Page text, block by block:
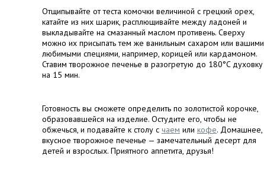
Отщипывайте от теста комочки величиной с грецкий орех,
катайте из них шарик, расплющивайте между ладоней и
выкладывайте на смазанный маслом противень. Сверху
можно их присыпать тем же ванильным сахаром или вашими
любимыми специями, например, корицей или кардамоном.
Ставим творожное печенье в разогретую до 180°C духовку
на 15 мин.
Готовность вы сможете определить по золотистой корочке,
образовавшейся на изделие. Остудите его, чтобы не
обжечься, и подавайте к столу с чаем или кофе. Домашнее,
вкусное творожное печенье — замечательный десерт для
детей и взрослых. Приятного аппетита, друзья!